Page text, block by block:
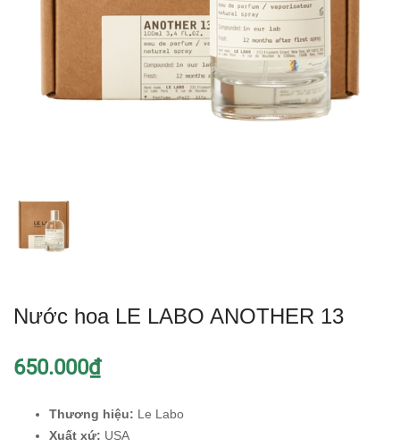
Nước hoa LE LABO ANOTHER 13
650.000₫
Thương hiệu: Le Labo
Xuất xứ: USA